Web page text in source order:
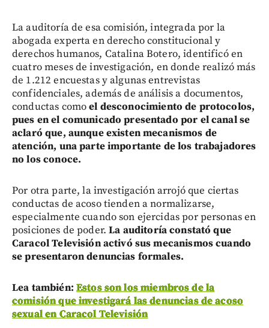
La auditoría de esa comisión, integrada por la
abogada experta en derecho constitucional y
derechos humanos, Catalina Botero, identificó en
cuatro meses de investigación, en donde realizó más
de 1.212 encuestas y algunas entrevistas
confidenciales, además de análisis a documentos,
conductas comoel desconocimiento de protocolos,
pues en el comunicado presentado por el canal se
aclaró que, aunque existen mecanismos de
atención, una parte importante de los trabajadores
no los conoce.
Por otra parte, la investigación arrojó que ciertas
conductas de acoso tienden a normalizarse,
especialmente cuando son ejercidas por personas en
posiciones de poder.La auditoría constató que
Caracol Televisión activó sus mecanismos cuando
se presentaron denuncias formales.
Lea también: Estos son los miembros de la
comisión que investigará las denuncias de acoso
sexual en Caracol Televisión